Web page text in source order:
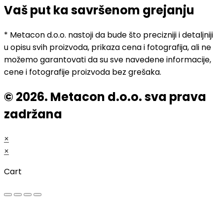
Vaš put ka savršenom grejanju
* Metacon d.o.o. nastoji da bude što precizniji i detaljniji
u opisu svih proizvoda, prikaza cena i fotografija, ali ne
možemo garantovati da su sve navedene informacije,
cene i fotografije proizvoda bez grešaka.
© 2026. Metacon d.o.o. sva prava
zadržana
×
×
Cart